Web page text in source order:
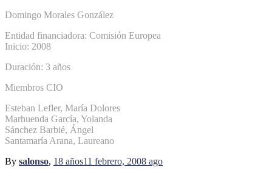
Domingo Morales González
Entidad financiadora: Comisión Europea
Inicio: 2008
Duración: 3 años
Miembros CIO
Esteban Lefler, María Dolores
Marhuenda García, Yolanda
Sánchez Barbié, Ángel
Santamaría Arana, Laureano
By salonso, 18 años11 febrero, 2008 ago